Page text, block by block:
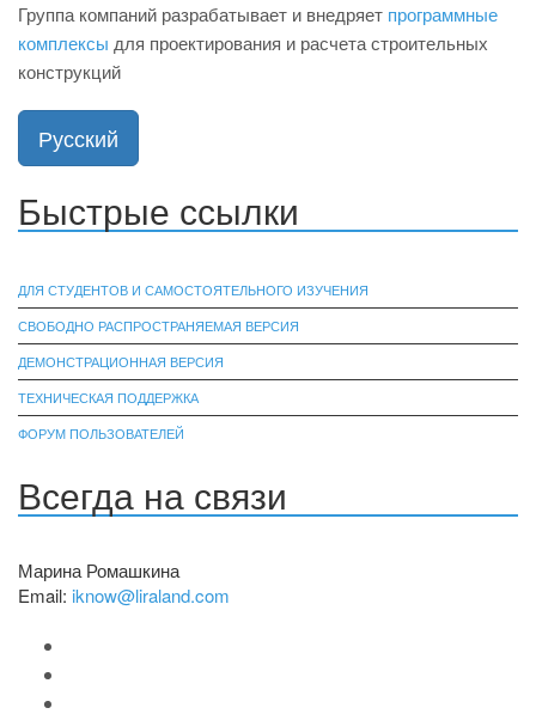
Группа компаний разрабатывает и внедряет программные
комплексы для проектирования и расчета строительных
конструкций
Русский
Быстрые ссылки
ДЛЯ СТУДЕНТОВ И САМОСТОЯТЕЛЬНОГО ИЗУЧЕНИЯ
СВОБОДНО РАСПРОСТРАНЯЕМАЯ ВЕРСИЯ
ДЕМОНСТРАЦИОННАЯ ВЕРСИЯ
ТЕХНИЧЕСКАЯ ПОДДЕРЖКА
ФОРУМ ПОЛЬЗОВАТЕЛЕЙ
Всегда на связи
Марина Ромашкина
Email: iknow@liraland.com